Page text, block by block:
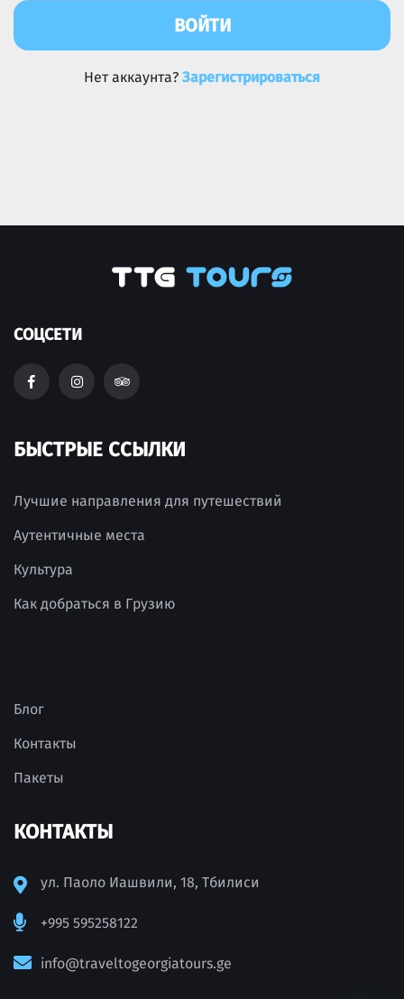
ВОЙТИ
Нет аккаунта? Зарегистрироваться
СОЦСЕТИ
БЫСТРЫЕ ССЫЛКИ
Лучшие направления для путешествий
Аутентичные места
Культура
Как добраться в Грузию
Блог
Контакты
Пакеты
КОНТАКТЫ
ул. Паоло Иашвили, 18, Тбилиси
+995 595258122
info@traveltogeorgiatours.ge